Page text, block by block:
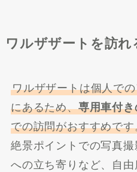
ワルザザートを訪
ワルザザートは個人で
にあるため、専用車付
での訪問がおすすめです
絶景ポイントでの写真
への立ち寄りなど、自